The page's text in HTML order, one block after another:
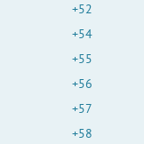
+52
+54
+55
+56
+57
+58